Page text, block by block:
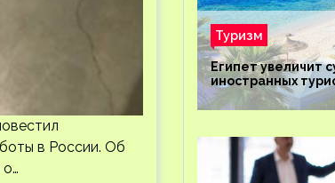
в России. Об
Туризм
Египет увеличит
иностранных